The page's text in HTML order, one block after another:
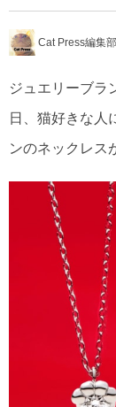
Cat Press編集部
ジュエリーブラ
日、猫好きな人
ンのネックレス